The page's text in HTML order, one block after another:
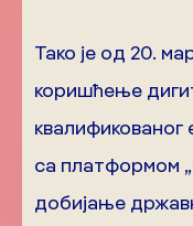
Тако је од 20.
коришћење
квалификованог
са платформом
добијање